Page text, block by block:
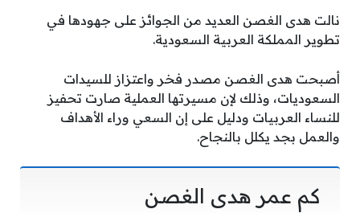
نالت هدى الغصن العديد من الجوائز على جهودها في
تطوير المملكة العربية السعودية.
أصبحت هدى الغصن مصدر فخر واعتزاز للسيدات
السعوديات، وذلك لإن مسيرتها العملية صارت تحفيز
للنساء العربيات ودليل على إن السعي وراء الأهداف
والعمل بجد يكلل بالنجاح.
كم عمر هدى الغصن